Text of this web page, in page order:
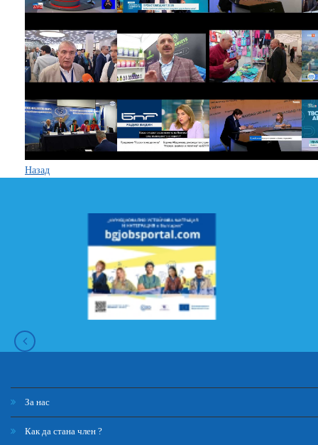
Назад
За нас
Как да стана член ?